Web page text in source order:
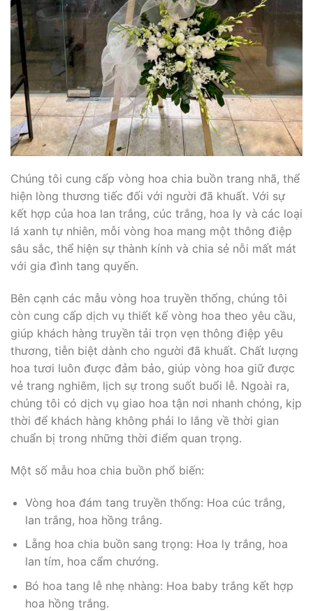
Chúng tôi cung cấp vòng hoa chia buồn trang nhã, thể
hiện lòng thương tiếc đối với người đã khuất. Với sự
kết hợp của hoa lan trắng, cúc trắng, hoa ly và các loại
lá xanh tự nhiên, mỗi vòng hoa mang một thông điệp
sâu sắc, thể hiện sự thành kính và chia sẻ nỗi mất mát
với gia đình tang quyến.
Bên cạnh các mẫu vòng hoa truyền thống, chúng tôi
còn cung cấp dịch vụ thiết kế vòng hoa theo yêu cầu,
giúp khách hàng truyền tải trọn vẹn thông điệp yêu
thương, tiễn biệt dành cho người đã khuất. Chất lượng
hoa tươi luôn được đảm bảo, giúp vòng hoa giữ được
vẻ trang nghiêm, lịch sự trong suốt buổi lễ. Ngoài ra,
chúng tôi có dịch vụ giao hoa tận nơi nhanh chóng, kịp
thời để khách hàng không phải lo lắng về thời gian
chuẩn bị trong những thời điểm quan trọng.
Một số mẫu hoa chia buồn phổ biến:
Vòng hoa đám tang truyền thống: Hoa cúc trắng,
lan trắng, hoa hồng trắng.
Lẵng hoa chia buồn sang trọng: Hoa ly trắng, hoa
lan tím, hoa cẩm chướng.
Bó hoa tang lễ nhẹ nhàng: Hoa baby trắng kết hợp
hoa hồng trắng.